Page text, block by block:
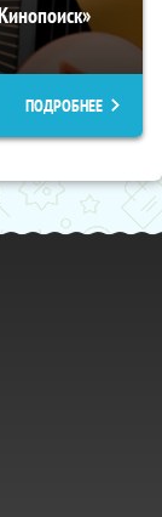
ПОДРОБНЕЕ